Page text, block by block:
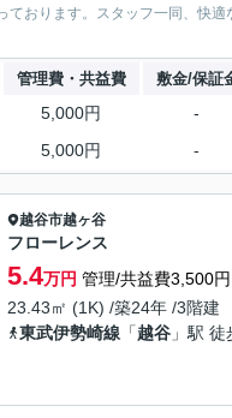
ております。スタッフ一同、快
管理費・共益費 敷金/保証
5,000円 -
5,000円 -
越谷市越ヶ谷
フローレンス
5.4万円 管理/共益費3,500円
23.43㎡ (1K) /築24年 /3階建
東武伊勢崎線 「越谷 」駅